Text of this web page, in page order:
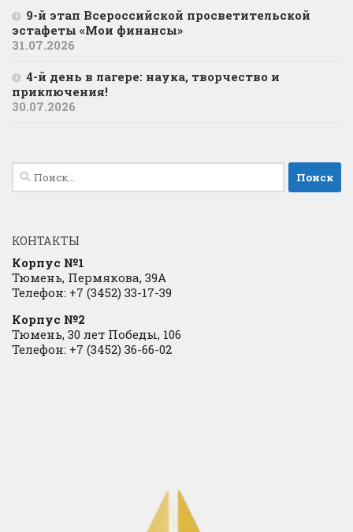
9-й этап Всероссийской просветительской
эстафеты «Мои финансы»
31.07.2026
4-й день в лагере: наука, творчество и
приключения!
30.07.2026
Найти:
КОНТАКТЫ
Корпус №1
Тюмень, Пермякова, 39А
Телефон: +7 (3452) 33-17-39
Корпус №2
Тюмень, 30 лет Победы, 106
Телефон: +7 (3452) 36-66-02